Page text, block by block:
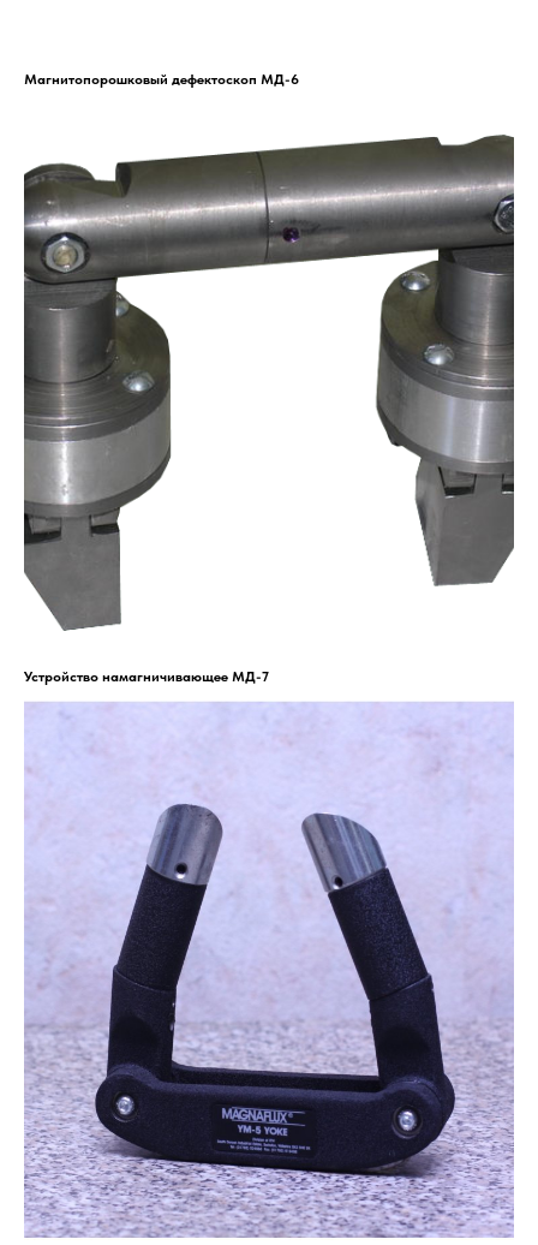
Магнитопорошковый дефектоскоп МД-6
Устройство намагничивающее МД-7